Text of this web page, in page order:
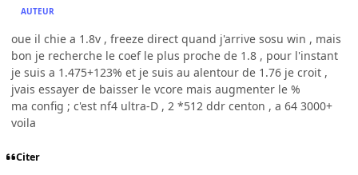
AUTEUR
oue il chie a 1.8v , freeze direct quand j'arrive sosu win , mais
bon je recherche le coef le plus proche de 1.8 , pour l'instant
je suis a 1.475+123% et je suis au alentour de 1.76 je croit ,
jvais essayer de baisser le vcore mais augmenter le %
ma config ; c'est nf4 ultra-D , 2 *512 ddr centon , a 64 3000+
voila
Citer